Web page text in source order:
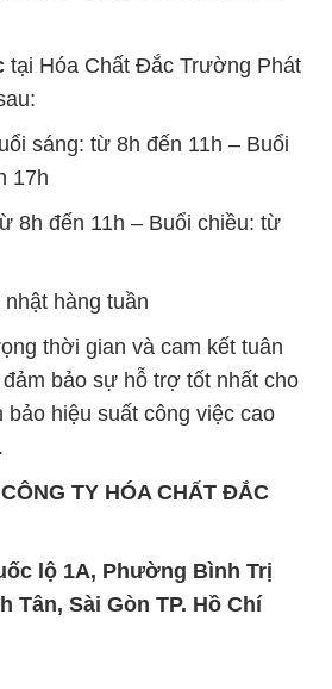
tại Hóa Chất Đắc Trường Phát
sáng: từ 8h đến 11h – Buổi
17h
8h đến 11h – Buổi chiều: từ
hàng tuần
thời gian và cam kết tuân
bảo sự hỗ trợ tốt nhất cho
bảo hiệu suất công việc cao
TY HÓA CHẤT ĐẮC
lộ 1A, Phường Bình Trị
Tân, Sài Gòn TP. Hồ Chí